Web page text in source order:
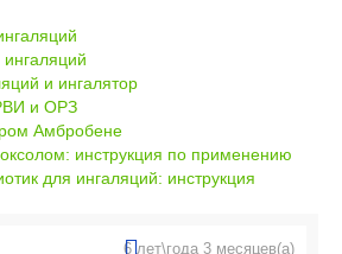
n
o
kl
a
ss
и ингалятор
и ОРЗ
Амбробене
инструкция по применению
для ингаляций: инструкция
6 лет\года 3 месяцев(а)